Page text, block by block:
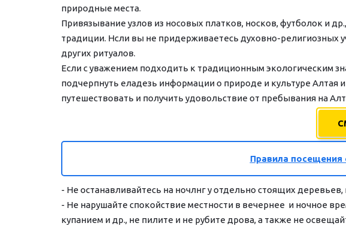
природные места.
Привязывание узлов из носовых платков, носков, футболок и
традиции. Нсли вы не придерживаетесь духовно-религиозных
других ритуалов.
Если с уважением подходить к традиционным экологическим
подчерпнуть еладезь информации о природе и культуре Алтая
путешествовать и получить удовольствие от пребывания на
Правила посещения
- Не останавливайтесь на ночлнг у отдельно стоящих
- Не нарушайте спокойствие местности в вечернее  и ночное
купанием и др., не пилите и не рубите дрова, а также не